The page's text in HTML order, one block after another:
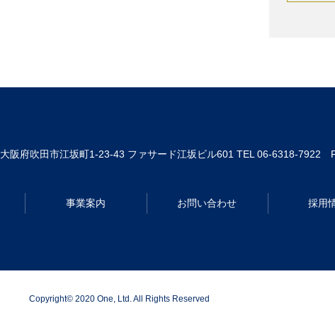
大阪府吹田市江坂町1-23-43 ファサード江坂ビル601 TEL 06-6318-7922
事業案内 お問い合わせ 採用
Copyright© 2020 One, Ltd. All Rights Reserved